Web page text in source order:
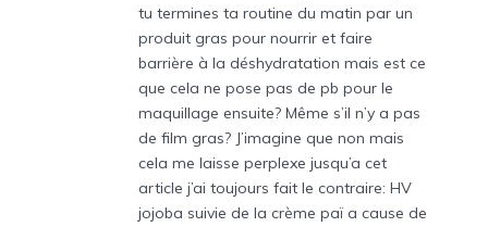
tu termines ta routine du matin par un
produit gras pour nourrir et faire
barrière à la déshydratation mais est ce
que cela ne pose pas de pb pour le
maquillage ensuite? Même s’il n’y a pas
de film gras? J’imagine que non mais
cela me laisse perplexe jusqu’a cet
article j’ai toujours fait le contraire: HV
jojoba suivie de la crème paï a cause de